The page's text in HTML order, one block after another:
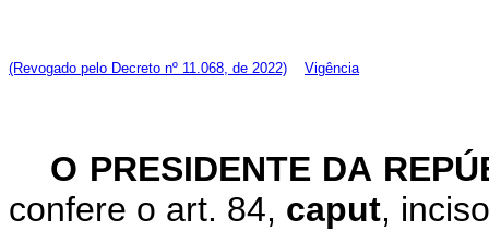
(Revogado pelo Decreto nº 11.068, de 2022) Vigência
O PRESIDENTE DA
confere o art. 84, caput,